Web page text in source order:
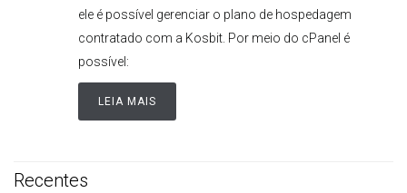
ele é possível gerenciar o plano de hospedagem
contratado com a Kosbit. Por meio do cPanel é
possível:
LEIA MAIS
Recentes